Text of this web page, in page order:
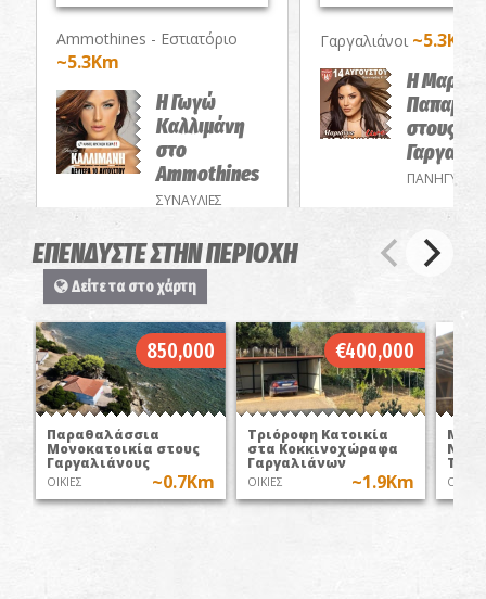
Ammothines - Εστιατόριο
~5.3Km
Η Γωγώ
Καλλιμάνη
στο
Ammothines
ΣΥΝΑΥΛΙΕΣ
Γαργαλιάνοι ~5.3Km
Η
στους
ΠΑΝΗΓΥΡΙΑ
ΕΠΕΝΔΥΣΤΕ ΣΤΗΝ ΠΕΡΙΟΧΗ
Δείτε τα στο χάρτη
850,000
Παραθαλάσσια
Μονοκατοικία στους
Γαργαλιάνους
ΟΙΚΙΕΣ ~0.7Km
€400,000
Τριόροφη Κατοικία
στα Κοκκινοχώραφα
Γαργαλιάνων
ΟΙΚΙΕΣ ~1.9Km ΟΙΚΙΕΣ